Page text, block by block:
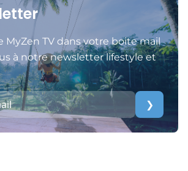
MyZen TV dans votre boite mail
à notre newsletter lifestyle et
❯